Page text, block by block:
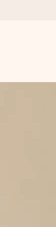
moment,
met alle